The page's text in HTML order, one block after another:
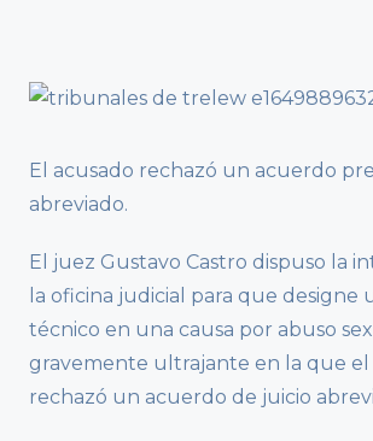
El acusado rechazó un acuerdo
abreviado.
El juez Gustavo Castro dispuso la
la oficina judicial para que designe
técnico en una causa por abuso
gravemente ultrajante en la que
rechazó un acuerdo de juicio